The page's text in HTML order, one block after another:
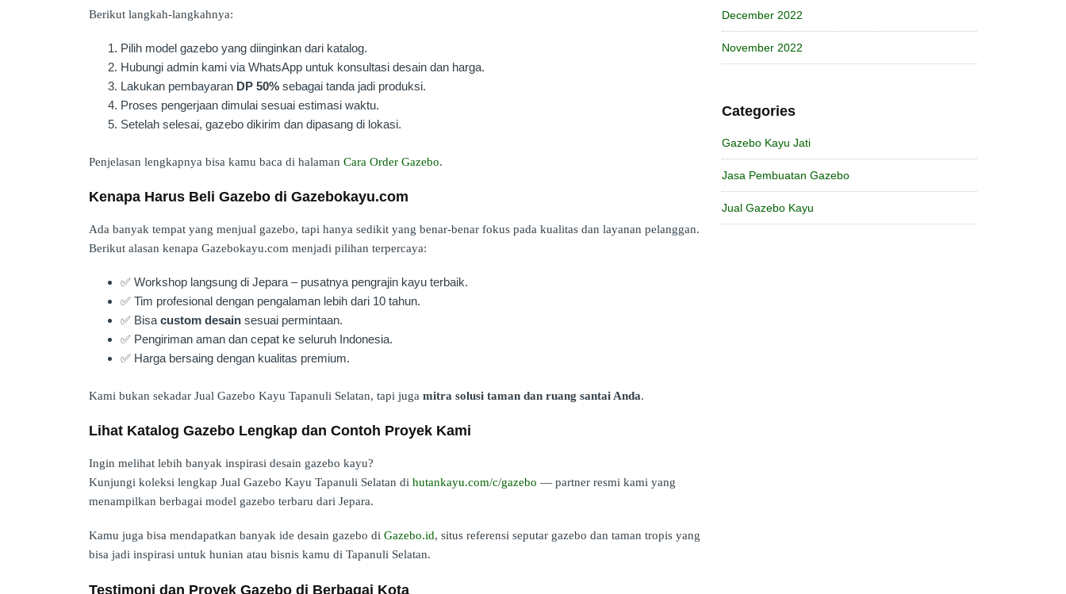
Berikut langkah-langkahnya:
Pilih model gazebo yang diinginkan dari katalog.
Hubungi admin kami via WhatsApp untuk konsultasi desain dan harga.
Lakukan pembayaran DP 50% sebagai tanda jadi produksi.
Proses pengerjaan dimulai sesuai estimasi waktu.
Setelah selesai, gazebo dikirim dan dipasang di lokasi.
Penjelasan lengkapnya bisa kamu baca di halaman Cara Order Gazebo.
Kenapa Harus Beli Gazebo di Gazebokayu.com
Ada banyak tempat yang menjual gazebo, tapi hanya sedikit yang benar-benar fokus pada kualitas dan layanan pelanggan.
Berikut alasan kenapa Gazebokayu.com menjadi pilihan terpercaya:
✅ Workshop langsung di Jepara – pusatnya pengrajin kayu terbaik.
✅ Tim profesional dengan pengalaman lebih dari 10 tahun.
✅ Bisa custom desain sesuai permintaan.
✅ Pengiriman aman dan cepat ke seluruh Indonesia.
✅ Harga bersaing dengan kualitas premium.
Kami bukan sekadar Jual Gazebo Kayu Tapanuli Selatan, tapi juga mitra solusi taman dan ruang santai Anda.
Lihat Katalog Gazebo Lengkap dan Contoh Proyek Kami
Ingin melihat lebih banyak inspirasi desain gazebo kayu?
Kunjungi koleksi lengkap Jual Gazebo Kayu Tapanuli Selatan di hutankayu.com/c/gazebo — partner resmi kami yang
menampilkan berbagai model gazebo terbaru dari Jepara.
Kamu juga bisa mendapatkan banyak ide desain gazebo di Gazebo.id, situs referensi seputar gazebo dan taman tropis yang
bisa jadi inspirasi untuk hunian atau bisnis kamu di Tapanuli Selatan.
Testimoni dan Proyek Gazebo di Berbagai Kota
December 2022
November 2022
Categories
Gazebo Kayu Jati
Jasa Pembuatan Gazebo
Jual Gazebo Kayu